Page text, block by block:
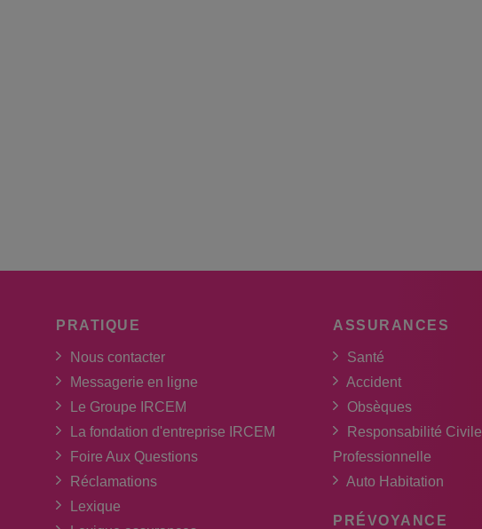
PRATIQUE
Nous contacter
Messagerie en ligne
Le Groupe IRCEM
La fondation d'entreprise IRCEM
Foire Aux Questions
Réclamations
Lexique
ASSURANCES
Santé
Accident
Obsèques
Responsabilité Civile
Professionnelle
Auto Habitation
PRÉVOYANCE